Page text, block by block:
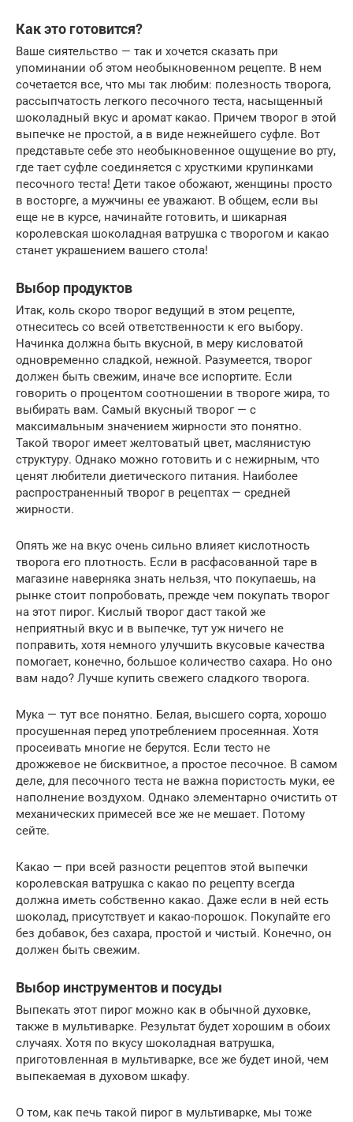
Как это готовится?
Ваше сиятельство — так и хочется сказать при
упоминании об этом необыкновенном рецепте. В нем
сочетается все, что мы так любим: полезность творога,
рассыпчатость легкого песочного теста, насыщенный
шоколадный вкус и аромат какао. Причем творог в этой
выпечке не простой, а в виде нежнейшего суфле. Вот
представьте себе это необыкновенное ощущение во рту,
где тает суфле соединяется с хрусткими крупинками
песочного теста! Дети такое обожают, женщины просто
в восторге, а мужчины ее уважают. В общем, если вы
еще не в курсе, начинайте готовить, и шикарная
королевская шоколадная ватрушка с творогом и какао
станет украшением вашего стола!
Выбор продуктов
Итак, коль скоро творог ведущий в этом рецепте,
отнеситесь со всей ответственности к его выбору.
Начинка должна быть вкусной, в меру кисловатой
одновременно сладкой, нежной. Разумеется, творог
должен быть свежим, иначе все испортите. Если
говорить о процентом соотношении в твороге жира, то
выбирать вам. Самый вкусный творог — с
максимальным значением жирности это понятно.
Такой творог имеет желтоватый цвет, маслянистую
структуру. Однако можно готовить и с нежирным, что
ценят любители диетического питания. Наиболее
распространенный творог в рецептах — средней
жирности.
Опять же на вкус очень сильно влияет кислотность
творога его плотность. Если в расфасованной таре в
магазине наверняка знать нельзя, что покупаешь, на
рынке стоит попробовать, прежде чем покупать творог
на этот пирог. Кислый творог даст такой же
неприятный вкус и в выпечке, тут уж ничего не
поправить, хотя немного улучшить вкусовые качества
помогает, конечно, большое количество сахара. Но оно
вам надо? Лучше купить свежего сладкого творога.
Мука — тут все понятно. Белая, высшего сорта, хорошо
просушенная перед употреблением просеянная. Хотя
просеивать многие не берутся. Если тесто не
дрожжевое не бисквитное, а простое песочное. В самом
деле, для песочного теста не важна пористость муки, ее
наполнение воздухом. Однако элементарно очистить от
механических примесей все же не мешает. Потому
сейте.
Какао — при всей разности рецептов этой выпечки
королевская ватрушка с какао по рецепту всегда
должна иметь собственно какао. Даже если в ней есть
шоколад, присутствует и какао-порошок. Покупайте его
без добавок, без сахара, простой и чистый. Конечно, он
должен быть свежим.
Выбор инструментов и посуды
Выпекать этот пирог можно как в обычной духовке,
также в мультиварке. Результат будет хорошим в обоих
случаях. Хотя по вкусу шоколадная ватрушка,
приготовленная в мультиварке, все же будет иной, чем
выпекаемая в духовом шкафу.
О том, как печь такой пирог в мультиварке, мы тоже